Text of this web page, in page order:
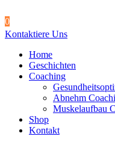
0
Kontaktiere Uns
Home
Geschichten
Coaching
Abnehm
Muskelaufbau
Shop
Kontakt